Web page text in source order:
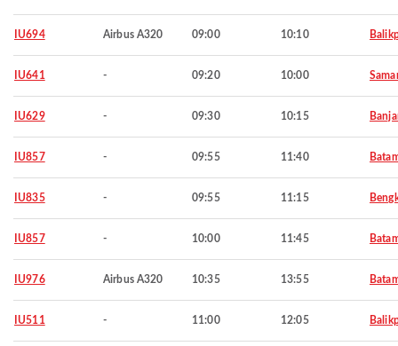
IU694 Airbus A320 09:00 10:10
IU641 - 09:20 10:00
IU629 - 09:30 10:15
IU857 - 09:55 11:40
IU835 - 09:55 11:15
IU857 - 10:00 11:45
IU976 Airbus A320 10:35 13:55
IU511 - 11:00 12:05